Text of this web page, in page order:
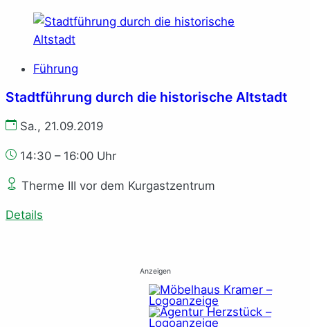
Führung
Stadtführung durch die historische Altstadt
Sa., 21.09.2019
14:30 – 16:00 Uhr
Therme III vor dem Kurgastzentrum
Details
Anzeigen